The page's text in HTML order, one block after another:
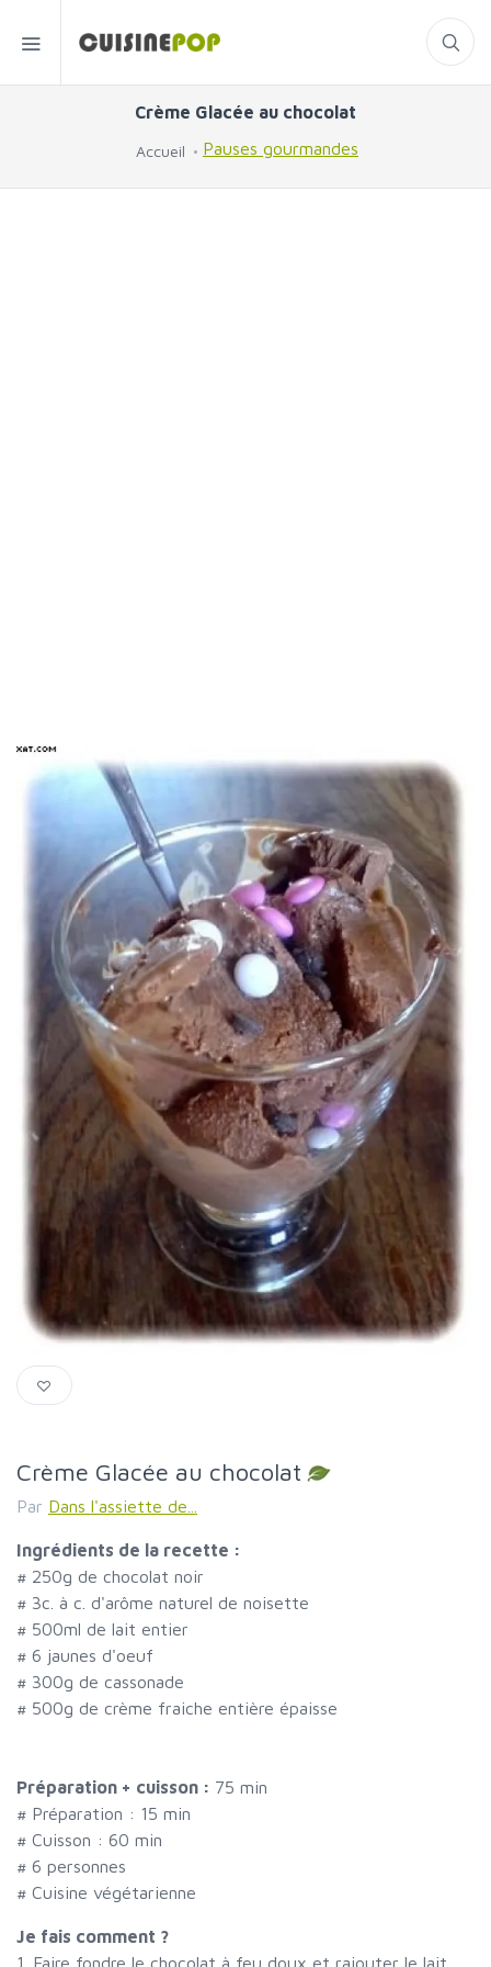
Crème Glacée au chocolat
Accueil Pauses gourmandes
Crème Glacée au chocolat
Par Dans l'assiette de...
Ingrédients de la recette :
# 250g de chocolat noir
# 3c. à c. d'arôme naturel de noisette
# 500ml de lait entier
# 6 jaunes d'oeuf
# 300g de cassonade
# 500g de crème fraiche entière épaisse
Préparation + cuisson : 75 min
# Préparation : 15 min
# Cuisson : 60 min
# 6 personnes
# Cuisine végétarienne
Je fais comment ?